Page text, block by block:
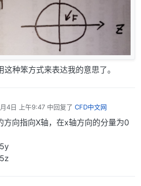
种笨方式来表达我的意思了。
4日 上午9:47 中回复了 CFD中文网
向指向X轴，在x轴方向的分量为0